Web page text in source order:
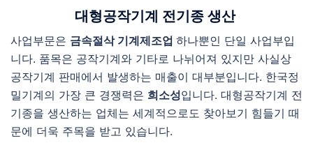
대형공작기계 전기종 생산
사업부문은 금속절삭 기계제조업 하나뿐인 단일 사업부입
니다. 품목은 공작기계와 기타로 나뉘어져 있지만 사실상
공작기계 판매에서 발생하는 매출이 대부분입니다. 한국정
밀기계의 가장 큰 경쟁력은 희소성입니다. 대형공작기계 전
기종을 생산하는 업체는 세계적으로도 찾아보기 힘들기 때
문에 더욱 주목을 받고 있습니다.